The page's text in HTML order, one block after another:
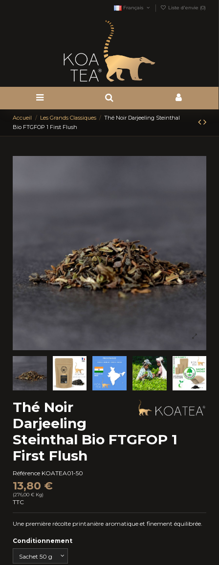
Français Liste d'envie (0)
Accueil Les Grands Classiques
Thé Noir Darjeeling Steinthal
Bio FTGFOP 1 First Flush
Thé Noir
Darjeeling
Steinthal Bio FTGFOP 1
First Flush
Référence KOATEA01-50
13,80 €
(276,00 € Kg)
TTC
Une première récolte printanière aromatique et finement équilibrée.
Conditionnement